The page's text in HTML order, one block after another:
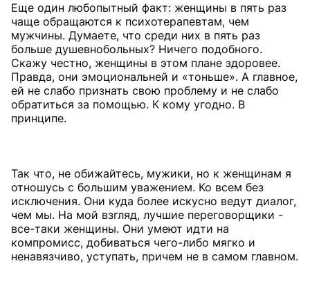
Еще один любопытный факт: женщины в пять раз
чаще обращаются к психотерапевтам, чем
мужчины. Думаете, что среди них в пять раз
больше душевнобольных? Ничего подобного.
Скажу честно, женщины в этом плане здоровее.
Правда, они эмоциональней и «тоньше». А главное,
ей не слабо признать свою проблему и не слабо
обратиться за помощью. К кому угодно. В
принципе.
Так что, не обижайтесь, мужики, но к женщинам я
отношусь с большим уважением. Ко всем без
исключения. Они куда более искусно ведут диалог,
чем мы. На мой взгляд, лучшие переговорщики -
все-таки женщины. Они умеют идти на
компромисс, добиваться чего-либо мягко и
ненавязчиво, уступать, причем не в самом главном.